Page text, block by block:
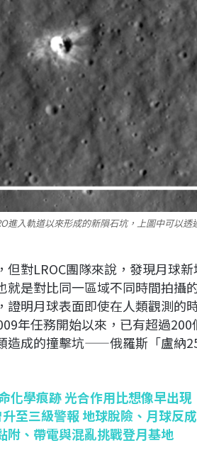
進入軌道以來形成的新隕石坑，上圖中可以
但對LROC團隊來說，發現月球
是對比同一區域不同時間拍攝
證明月球表面即使在人類觀測的
年任務開始以來，已有超過
造成的撞擊坑——俄羅斯「盧納
化學痕跡 光合作用比想像早出現
至三級警報 地球脫險、月球反
附、帶電與混亂挑戰登月基地